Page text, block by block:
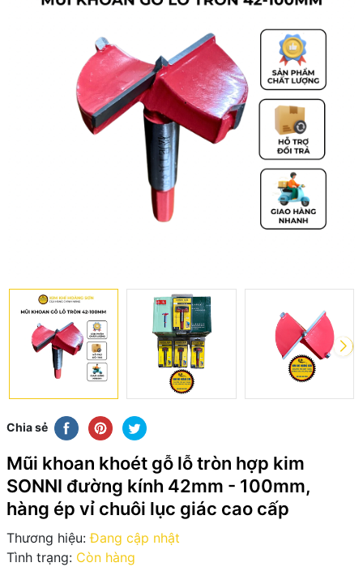
Chia sẻ
Mũi khoan khoét gỗ lỗ tròn hợp kim
SONNI đường kính 42mm - 100mm,
hàng ép vỉ chuôi lục giác cao cấp
Thương hiệu: Đang cập nhật
Tình trạng: Còn hàng